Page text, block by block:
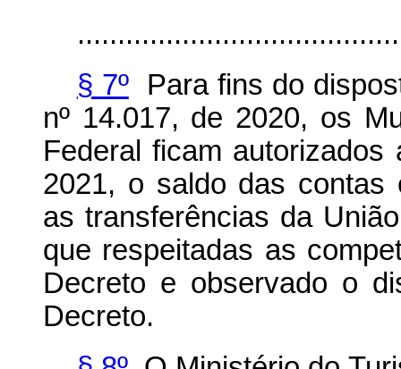
§ 7ºPara fins do
nº 14.017, de 2020, os
Federal ficam
2021, o saldo das contas
as transferências da
que respeitadas as
Decreto e observado o
Decreto.